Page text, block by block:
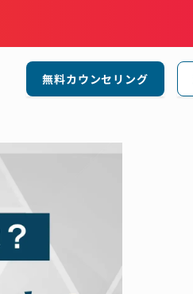
無料カウンセリング